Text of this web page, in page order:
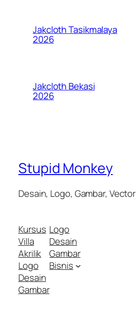
Jakcloth Tasikmalaya
2026
Jakcloth Bekasi
2026
Stupid Monkey
Desain, Logo, Gambar, Vector
Kursus
Villa
Akrilik
Logo
Desain
Gambar
Logo
Desain
Gambar
Bisnis